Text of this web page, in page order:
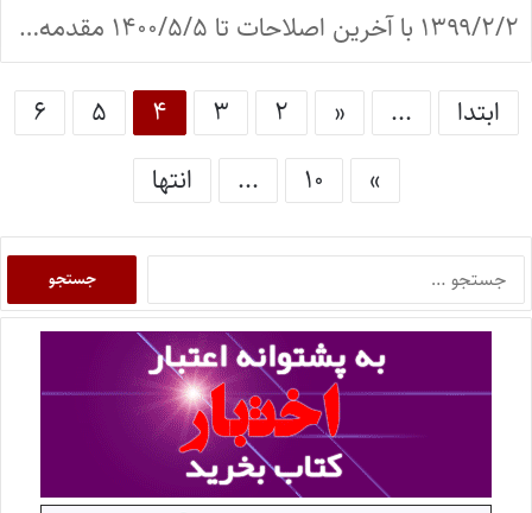
۱۳۹۹/۲/۲ با آخرین اصلاحات تا ۱۴۰۰/۵/۵ مقدمه…
ابتدا ...
« ۲ ۳ ۴ ۵
۶
»
۱۰ ... انتها